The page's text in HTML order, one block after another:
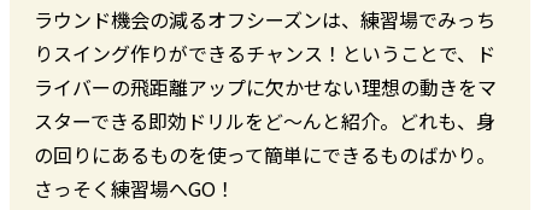
ラウンド機会の減るオフシーズンは、練習場でみっち
りスイング作りができるチャンス！ということで、ド
ライバーの飛距離アップに欠かせない理想の動きをマ
スターできる即効ドリルをど～んと紹介。どれも、身
の回りにあるものを使って簡単にできるものばかり。
さっそく練習場へGO！